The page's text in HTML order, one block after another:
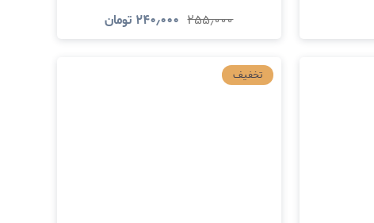
۲۵۵٫۰۰۰ ۲۴۰٫۰۰۰ تومان
تخفیف